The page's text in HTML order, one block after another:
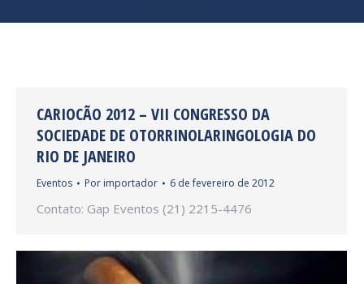
CARIOCÃO 2012 – VII CONGRESSO DA
SOCIEDADE DE OTORRINOLARINGOLOGIA DO
RIO DE JANEIRO
Eventos Por importador 6 de fevereiro de 2012
Contato: Gap Eventos (21) 2215-4476